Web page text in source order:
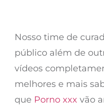
Nosso time de
público além de
vídeos
melhores e mais
que Porno xxx vão